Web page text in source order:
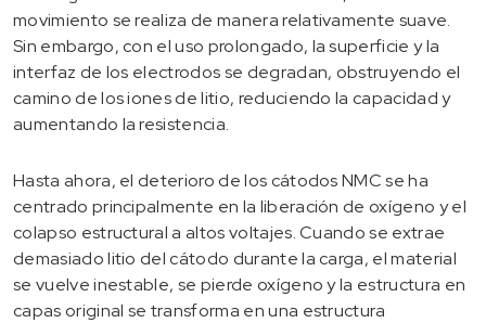
movimiento se realiza de manera relativamente suave.
Sin embargo, con el uso prolongado, la superficie y la
interfaz de los electrodos se degradan, obstruyendo el
camino de los iones de litio, reduciendo la capacidad y
aumentando la resistencia.
Hasta ahora, el deterioro de los cátodos NMC se ha
centrado principalmente en la liberación de oxígeno y el
colapso estructural a altos voltajes. Cuando se extrae
demasiado litio del cátodo durante la carga, el material
se vuelve inestable, se pierde oxígeno y la estructura en
capas original se transforma en una estructura